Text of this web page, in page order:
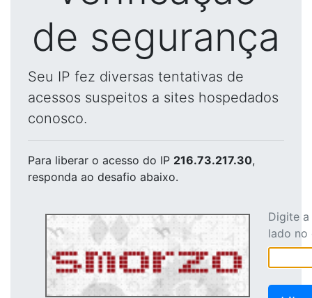
de segurança
Seu IP fez diversas tentativas de
acessos suspeitos a sites hospedados
conosco.
Para liberar o acesso do IP 216.73.217.30,
responda ao desafio abaixo.
Digite
lado no